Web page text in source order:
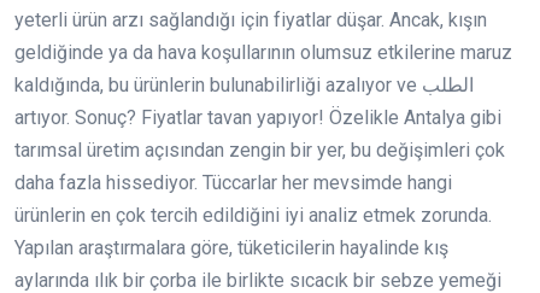
yeterli ürün arzı sağlandığı için fiyatlar düşar. Ancak, kışın
geldiğinde ya da hava koşullarının olumsuz etkilerine maruz
kaldığında, bu ürünlerin bulunabilirliği azalıyor ve الطلب
artıyor. Sonuç? Fiyatlar tavan yapıyor! Özelikle Antalya gibi
tarımsal üretim açısından zengin bir yer, bu değişimleri çok
daha fazla hissediyor. Tüccarlar her mevsimde hangi
ürünlerin en çok tercih edildiğini iyi analiz etmek zorunda.
Yapılan araştırmalara göre, tüketicilerin hayalinde kış
aylarında ılık bir çorba ile birlikte sıcacık bir sebze yemeği